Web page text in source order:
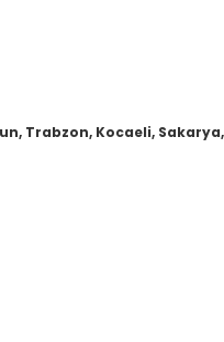
Trabzon, Kocaeli,